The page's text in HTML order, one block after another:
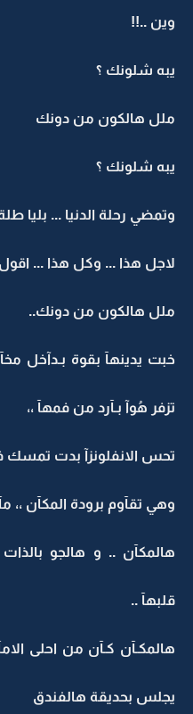
وين ..!!
يبه شلونك ؟
ملل هالكون من دونك
يبه شلونك ؟
وتمضي رحلة الدنيا ... بليا
لاجل هذا ... وكل هذا ... اقول
ملل هالكون من دونك..
خبت يدينهآ بقوة بـدآخل
تزفر هُوآ بـآرد من فمهآ ،،
تحس الانفلونزآ بدت
وهي تقآوم برودة المكآن ،،
هالمكآن .. و هالجو
قلبهآ ..
هالمكـآن كـآن من احلى
يجلس بحديقة هالفندق